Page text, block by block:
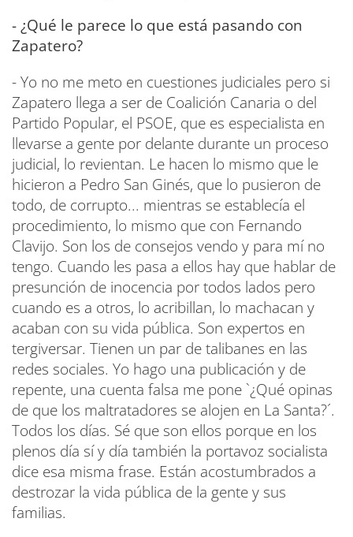
- ¿Qué le parece lo que está pasando con
Zapatero?
- Yo no me meto en cuestiones judiciales pero si
Zapatero llega a ser de Coalición Canaria o del
Partido Popular, el PSOE, que es especialista en
llevarse a gente por delante durante un proceso
judicial, lo revientan. Le hacen lo mismo que le
hicieron a Pedro San Ginés, que lo pusieron de
todo, de corrupto... mientras se establecía el
procedimiento, lo mismo que con Fernando
Clavijo. Son los de consejos vendo y para mí no
tengo. Cuando les pasa a ellos hay que hablar de
presunción de inocencia por todos lados pero
cuando es a otros, lo acribillan, lo machacan y
acaban con su vida pública. Son expertos en
tergiversar. Tienen un par de talibanes en las
redes sociales. Yo hago una publicación y de
repente, una cuenta falsa me pone `¿Qué opinas
de que los maltratadores se alojen en La Santa?´.
Todos los días. Sé que son ellos porque en los
plenos día sí y día también la portavoz socialista
dice esa misma frase. Están acostumbrados a
destrozar la vida pública de la gente y sus
familias.